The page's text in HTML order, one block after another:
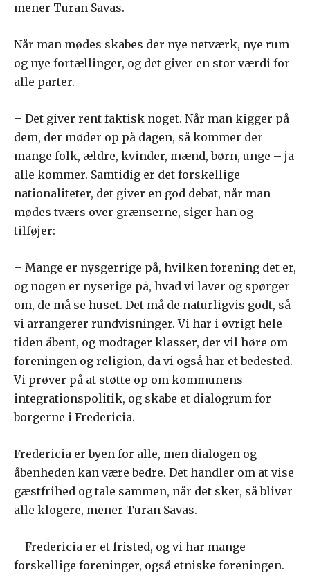
mener Turan Savas.
Når man mødes skabes der nye netværk, nye rum
og nye fortællinger, og det giver en stor værdi for
alle parter.
– Det giver rent faktisk noget. Når man kigger på
dem, der møder op på dagen, så kommer der
mange folk, ældre, kvinder, mænd, børn, unge – ja
alle kommer. Samtidig er det forskellige
nationaliteter, det giver en god debat, når man
mødes tværs over grænserne, siger han og
tilføjer:
– Mange er nysgerrige på, hvilken forening det er,
og nogen er nyserige på, hvad vi laver og spørger
om, de må se huset. Det må de naturligvis godt, så
vi arrangerer rundvisninger. Vi har i øvrigt hele
tiden åbent, og modtager klasser, der vil høre om
foreningen og religion, da vi også har et bedested.
Vi prøver på at støtte op om kommunens
integrationspolitik, og skabe et dialogrum for
borgerne i Fredericia.
Fredericia er byen for alle, men dialogen og
åbenheden kan være bedre. Det handler om at vise
gæstfrihed og tale sammen, når det sker, så bliver
alle klogere, mener Turan Savas.
– Fredericia er et fristed, og vi har mange
forskellige foreninger, også etniske foreningen.